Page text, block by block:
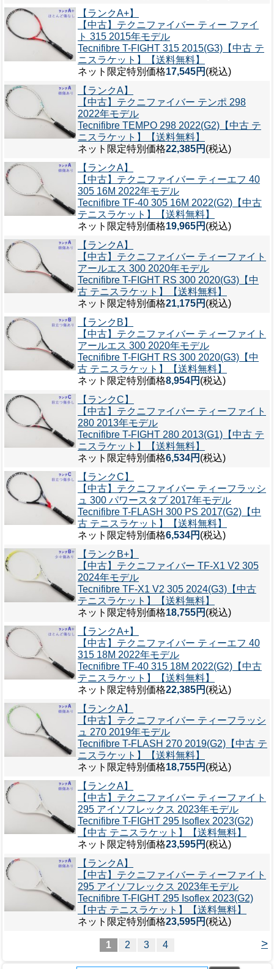
【ランクA+】
【中古】テクニファイバー ティー ファイ
ト 315 2015年モデル
Tecnifibre T-FIGHT 315 2015(G3)【中古 テ
ニスラケット】【送料無料】
ネット限定特別価格17,545円 (税込)
【ランクA】
【中古】テクニファイバー テンポ 298
2022年モデル
Tecnifibre TEMPO 298 2022(G2)【中古 テ
ニスラケット】【送料無料】
ネット限定特別価格22,385円 (税込)
【ランクA】
【中古】テクニファイバー ティーエフ 40
305 16M 2022年モデル
Tecnifibre TF-40 305 16M 2022(G2)【中古
テニスラケット】【送料無料】
ネット限定特別価格19,965円 (税込)
【ランクA】
【中古】テクニファイバー ティーファイト
アールエス 300 2020年モデル
Tecnifibre T-FIGHT RS 300 2020(G3)【中
古 テニスラケット】【送料無料】
ネット限定特別価格21,175円 (税込)
【ランクB】
【中古】テクニファイバー ティーファイト
アールエス 300 2020年モデル
Tecnifibre T-FIGHT RS 300 2020(G3)【中
古 テニスラケット】【送料無料】
ネット限定特別価格8,954円 (税込)
【ランクC】
【中古】テクニファイバー ティーファイト
280 2013年モデル
Tecnifibre T-FIGHT 280 2013(G1)【中古 テ
ニスラケット】【送料無料】
ネット限定特別価格6,534円 (税込)
【ランクC】
【中古】テクニファイバー ティーフラッシ
ュ 300 パワースタブ 2017年モデル
Tecnifibre T-FLASH 300 PS 2017(G2)【中
古 テニスラケット】【送料無料】
ネット限定特別価格6,534円 (税込)
【ランクB+】
【中古】テクニファイバー TF-X1 V2 305
2024年モデル
Tecnifibre TF-X1 V2 305 2024(G3)【中古
テニスラケット】【送料無料】
ネット限定特別価格18,755円 (税込)
【ランクA+】
【中古】テクニファイバー ティーエフ 40
315 18M 2022年モデル
Tecnifibre TF-40 315 18M 2022(G2)【中古
テニスラケット】【送料無料】
ネット限定特別価格22,385円 (税込)
【ランクA】
【中古】テクニファイバー ティーフラッシ
ュ 270 2019年モデル
Tecnifibre T-FLASH 270 2019(G2)【中古 テ
ニスラケット】【送料無料】
ネット限定特別価格18,755円 (税込)
【ランクA】
【中古】テクニファイバー ティーファイト
295 アイソフレックス 2023年モデル
Tecnifibre T-FIGHT 295 Isoflex 2023(G2)
【中古 テニスラケット】【送料無料】
ネット限定特別価格23,595円 (税込)
【ランクA】
【中古】テクニファイバー ティーファイト
295 アイソフレックス 2023年モデル
Tecnifibre T-FIGHT 295 Isoflex 2023(G2)
【中古 テニスラケット】【送料無料】
ネット限定特別価格23,595円 (税込)
>
1 2 3 4